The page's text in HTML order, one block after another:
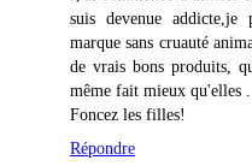
suis devenue
marque sans cruauté
de vrais bons produits,
même fait mieux qu'elles .
Foncez les filles!
Répondre